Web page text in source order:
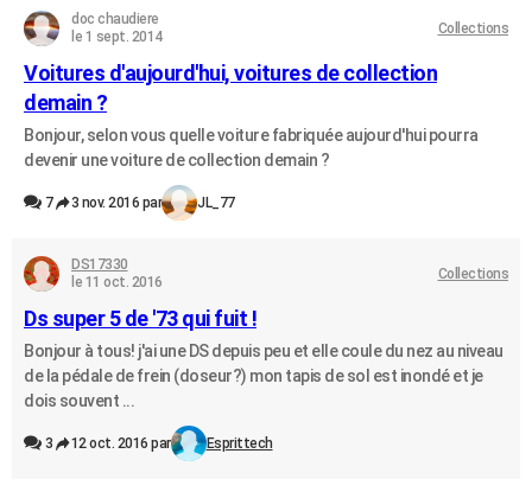
doc chaudiere
le 1 sept. 2014
Collections
Voitures d'aujourd'hui, voitures de collection
demain ?
Bonjour, selon vous quelle voiture fabriquée aujourd'hui pourra
devenir une voiture de collection demain ?
7 3 nov. 2016 par JL_77
DS17330
le 11 oct. 2016
Collections
Ds super 5 de '73 qui fuit !
Bonjour à tous! j'ai une DS depuis peu et elle coule du nez au niveau
de la pédale de frein (doseur?) mon tapis de sol est inondé et je
dois souvent ...
3 12 oct. 2016 par Esprittech